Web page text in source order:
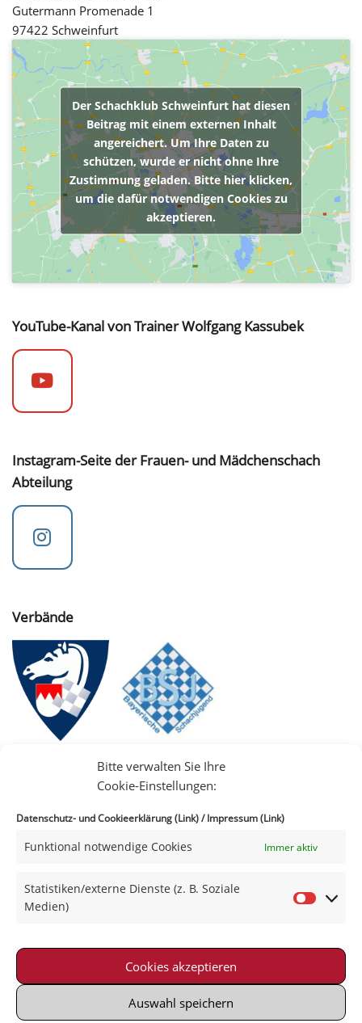
Bitte verwalten Sie Ihre
Cookie-Einstellungen:
Datenschutz- und Cookieerklärung (Link)/Impressum (Link)
Funktional notwendige Cookies Immer aktiv
Statistiken/externe Dienste (z. B. Soziale
Medien)
Cookies akzeptieren
Auswahl speichern
Gutermann Promenade 1
97422 Schweinfurt
Der Schachklub Schweinfurt hat diesen
Beitrag mit einem externen Inhalt
angereichert. Um Ihre Daten zu
schützen, wurde er nicht ohne Ihre
Zustimmung geladen. Bitte hier klicken,
um die dafür notwendigen Cookies zu
akzeptieren.
YouTube-Kanal von Trainer Wolfgang Kassubek
Instagram-Seite der Frauen- und Mädchenschach
Abteilung
Verbände
|Datenschutz|Kontakt
© 2021-2026 Schachklub Schweinfurt 2000 e. V.
Powered by Wordpress with Neve-Theme